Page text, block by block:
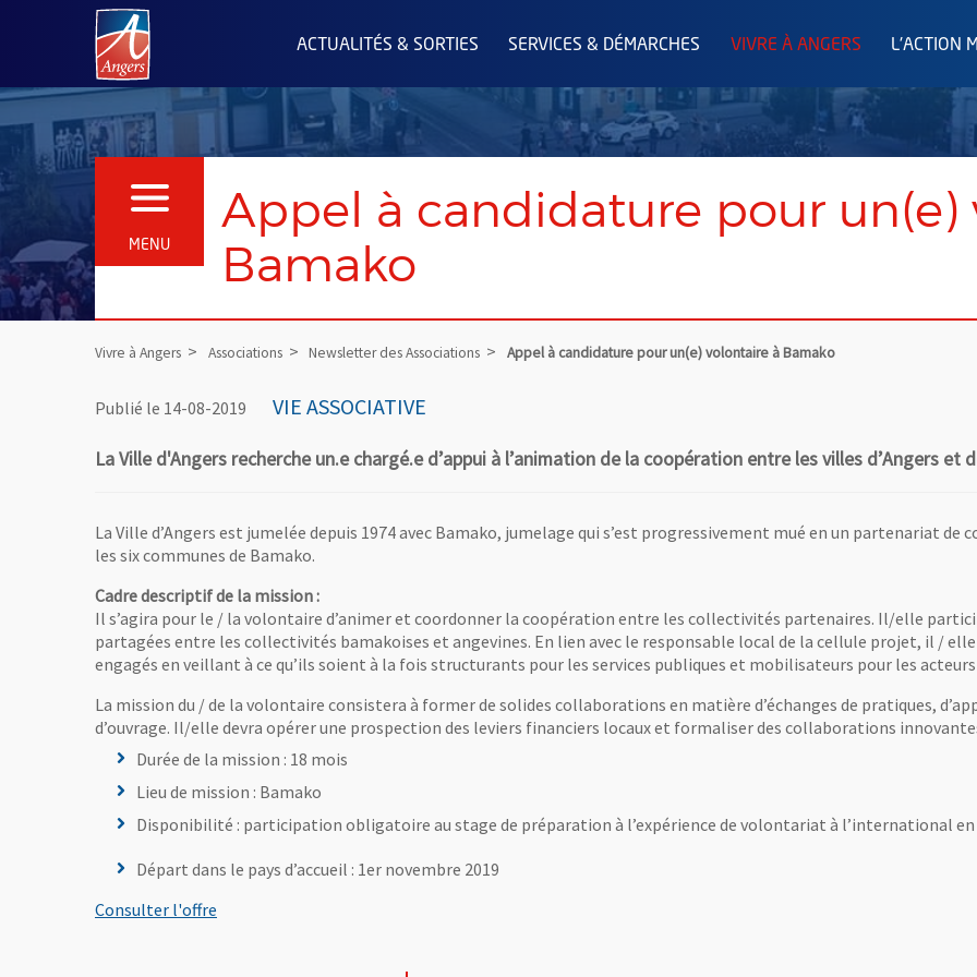
Angers.fr : Retour à l'accueil
ACTUALITÉS & SORTIES SERVICES & DÉMARCHES VIVRE À ANGERS L'ACTION
MENU
OUVRIR LE MENU
Appel à candidature pour un(e)
Bamako
Vivre à Angers Associations Newsletter des Associations Appel à candidature pour un(e) volontaire à Bamako
Publié le 14-08-2019 VIE ASSOCIATIVE
La Ville d'Angers recherche un.e chargé.e d’appui à l’animation de la coopération entre les villes d’Angers et
La Ville d’Angers est jumelée depuis 1974 avec Bamako, jumelage qui s’est progressivement mué en un partenariat
les six communes de Bamako.
Cadre descriptif de la mission :
Il s’agira pour le / la volontaire d’animer et coordonner la coopération entre les collectivités partenaires. Il/elle
partagées entre les collectivités bamakoises et angevines. En lien avec le responsable local de la cellule projet, il /
engagés en veillant à ce qu’ils soient à la fois structurants pour les services publiques et mobilisateurs pour les
La mission du / de la volontaire consistera à former de solides collaborations en matière d’échanges de pratiques,
d’ouvrage. Il/elle devra opérer une prospection des leviers financiers locaux et formaliser des collaborations
Durée de la mission : 18 mois
Lieu de mission : Bamako
Disponibilité : participation obligatoire au stage de préparation à l’expérience de volontariat à l’international en
Départ dans le pays d’accueil : 1er novembre 2019
Consulter l'offre